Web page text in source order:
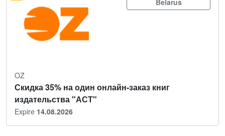
OZ
Скидка 35% на один онлайн-заказ книг
издательства "АСТ"
Expire 14.08.2026